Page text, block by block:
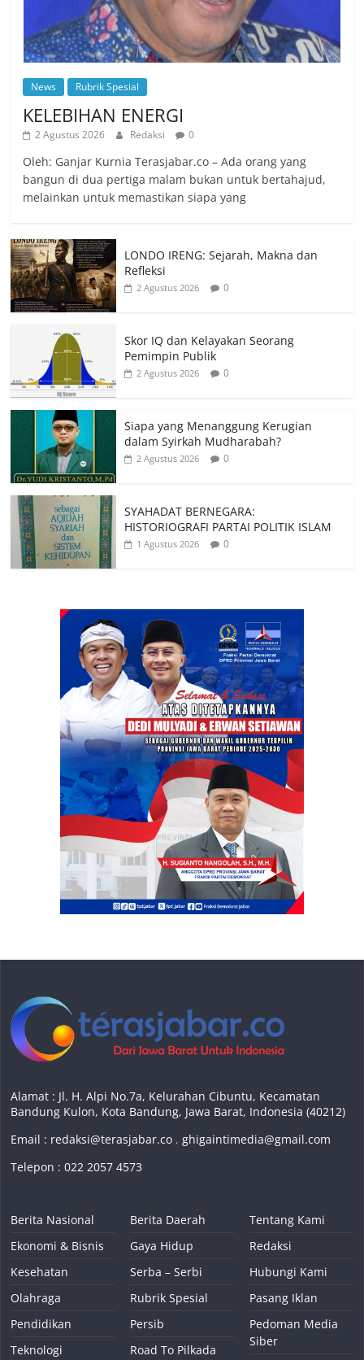
News Rubrik Spesial
KELEBIHAN ENERGI
2 Agustus 2026 Redaksi 0
Oleh: Ganjar Kurnia Terasjabar.co – Ada orang yang
bangun di dua pertiga malam bukan untuk bertahajud,
melainkan untuk memastikan siapa yang
LONDO IRENG: Sejarah, Makna dan
Refleksi
2 Agustus 2026 0
Skor IQ dan Kelayakan Seorang
Pemimpin Publik
2 Agustus 2026 0
Siapa yang Menanggung Kerugian
dalam Syirkah Mudharabah?
2 Agustus 2026 0
SYAHADAT BERNEGARA:
HISTORIOGRAFI PARTAI POLITIK ISLAM
1 Agustus 2026 0
Alamat : Jl. H. Alpi No.7a, Kelurahan Cibuntu, Kecamatan
Bandung Kulon, Kota Bandung, Jawa Barat, Indonesia (40212)
Email : redaksi@terasjabar.co ,ghigaintimedia@gmail.com
Telepon : 022 2057 4573
Berita Nasional
Ekonomi & Bisnis
Kesehatan
Olahraga
Pendidikan
Teknologi
Berita Daerah
Gaya Hidup
Serba – Serbi
Rubrik Spesial
Persib
Road To Pilkada
Tentang Kami
Redaksi
Hubungi Kami
Pasang Iklan
Pedoman Media
Siber